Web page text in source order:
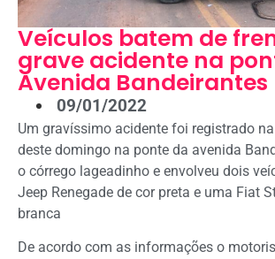
Veículos batem de
grave acidente na
Avenida Bandeirantes
09/01/2022
Um gravíssimo acidente foi registrado
deste domingo na ponte da avenida
o córrego lageadinho e envolveu dois
Jeep Renegade de cor preta e uma Fiat
branca
De acordo com as informações o